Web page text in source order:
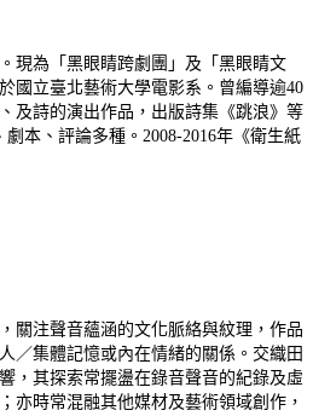
現為「黑眼睛跨劇團」及「黑眼睛文
國立臺北藝術大學電影系。曾編導逾40
及詩的演出作品，出版詩集《跳浪》等
本、評論多種。2008-2016年《衛生紙
關注聲音蘊涵的文化脈絡與紋理，作品
／集體記憶或內在情緒的關係。交織田
，其探索常擺盪在錄音聲音的紀錄及虛
亦時常混融其他媒材及藝術領域創作，